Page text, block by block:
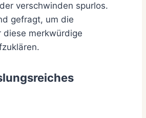
verschwinden spurlos.
gefragt, um die
diese merkwürdige